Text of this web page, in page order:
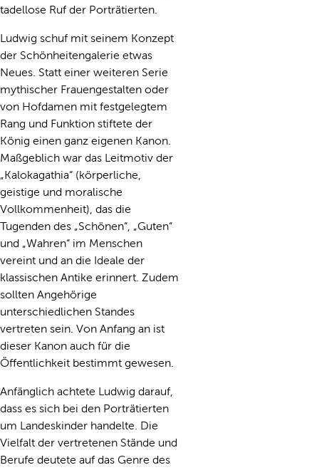
tadellose Ruf der Porträtierten.
Ludwig schuf mit seinem Konzept
der Schönheitengalerie etwas
Neues. Statt einer weiteren Serie
mythischer Frauengestalten oder
von Hofdamen mit festgelegtem
Rang und Funktion stiftete der
König einen ganz eigenen Kanon.
Maßgeblich war das Leitmotiv der
„Kalokagathia“ (körperliche,
geistige und moralische
Vollkommenheit), das die
Tugenden des „Schönen“, „Guten“
und „Wahren“ im Menschen
vereint und an die Ideale der
klassischen Antike erinnert. Zudem
sollten Angehörige
unterschiedlichen Standes
vertreten sein. Von Anfang an ist
dieser Kanon auch für die
Öffentlichkeit bestimmt gewesen.
Anfänglich achtete Ludwig darauf,
dass es sich bei den Porträtierten
um Landeskinder handelte. Die
Vielfalt der vertretenen Stände und
Berufe deutete auf das Genre des